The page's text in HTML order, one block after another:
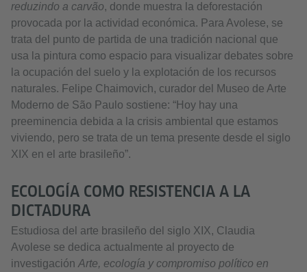
reduzindo a carvão, donde muestra la deforestación
provocada por la actividad económica. Para Avolese, se
trata del punto de partida de una tradición nacional que
usa la pintura como espacio para visualizar debates sobre
la ocupación del suelo y la explotación de los recursos
naturales. Felipe Chaimovich, curador del Museo de Arte
Moderno de São Paulo sostiene: “Hoy hay una
preeminencia debida a la crisis ambiental que estamos
viviendo, pero se trata de un tema presente desde el siglo
XIX en el arte brasileño”.
ECOLOGÍA COMO RESISTENCIA A LA
DICTADURA
Estudiosa del arte brasileño del siglo XIX, Claudia
Avolese se dedica actualmente al proyecto de
investigación Arte, ecología y compromiso político en